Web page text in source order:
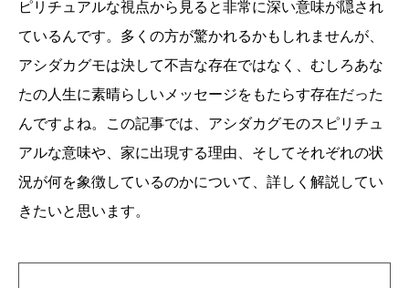
ピリチュアルな視点から見ると非常に深い意味が隠され
ているんです。多くの方が驚かれるかもしれませんが、
アシダカグモは決して不吉な存在ではなく、むしろあな
たの人生に素晴らしいメッセージをもたらす存在だった
んですよね。この記事では、アシダカグモのスピリチュ
アルな意味や、家に出現する理由、そしてそれぞれの状
況が何を象徴しているのかについて、詳しく解説してい
きたいと思います。